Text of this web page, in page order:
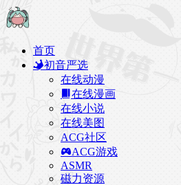
首页
初音严选
在线动漫
在线漫画
在线小说
在线美图
ACG社区
ACG游戏
ASMR
磁力资源